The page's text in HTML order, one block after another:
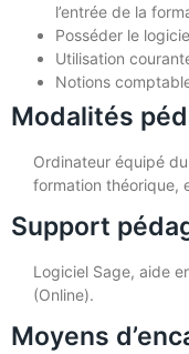
l’entrée de la
Posséder le
Utilisation
Notions
Modalités
Ordinateur équipé
formation théorique,
Support
Logiciel Sage, aide
(Online).
Moyens